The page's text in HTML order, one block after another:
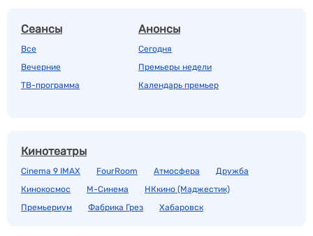
Сеансы
Все
Вечерние
ТВ-программа
Анонсы
Сегодня
Премьеры недели
Календарь премьер
Кинотеатры
Cinema 9 IMAX FourRoom Атмосфера
Дружба
Кинокосмос
М-Синема
НКкино (Маджестик)
Премьериум
Фабрика Грез Хабаровск